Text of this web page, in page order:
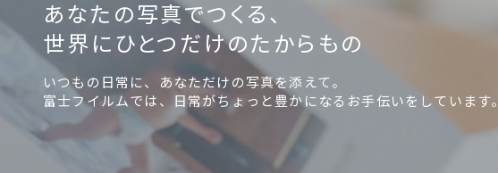
あなたの写真でつくる、
世界にひとつだけのたからもの
いつもの日常に、あなただけの写真を添えて。
富士フイルムでは、日常がちょっと豊かになるお手伝いをしています。